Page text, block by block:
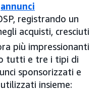
annunci
registrando un
acquisti, cresciuti
più impressionanti
tutti e tre i tipi di
sponsorizzati e
insieme: